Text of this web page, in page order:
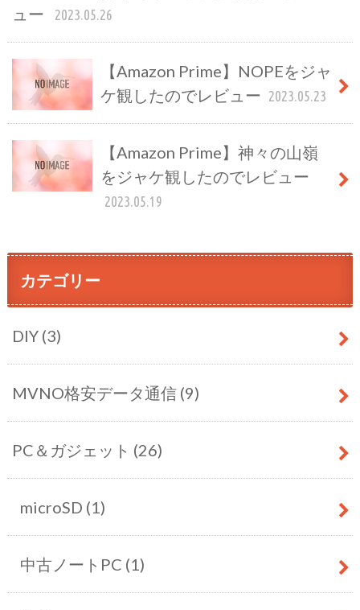
ュー
2023.05.26
【Amazon Prime】NOPEをジャ
ケ観したのでレビュー 2023.05.23
【Amazon Prime】神々の山嶺
をジャケ観したのでレビュー
2023.05.19
カテゴリー
DIY (3)
MVNO格安データ通信 (9)
PC＆ガジェット (26)
microSD (1)
中古ノートPC (1)